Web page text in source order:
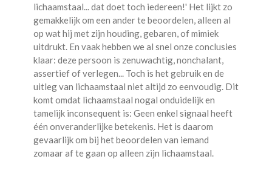
lichaamstaal... dat doet toch iedereen!' Het lijkt zo
gemakkelijk om een ander te beoordelen, alleen al
op wat hij met zijn houding, gebaren, of mimiek
uitdrukt. En vaak hebben we al snel onze conclusies
klaar: deze persoon is zenuwachtig, nonchalant,
assertief of verlegen... Toch is het gebruik en de
uitleg van lichaamstaal niet altijd zo eenvoudig. Dit
komt omdat lichaamstaal nogal onduidelijk en
tamelijk inconsequent is: Geen enkel signaal heeft
één onveranderlijke betekenis. Het is daarom
gevaarlijk om bij het beoordelen van iemand
zomaar af te gaan op alleen zijn lichaamstaal.